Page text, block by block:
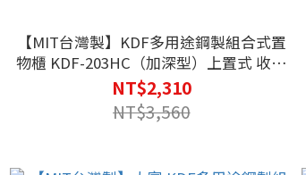
【MIT台灣製】KDF多用途鋼製組合式置
物櫃 KDF-203HC（加深型）上置式 收納
櫃 置物櫃 公文櫃 鑰匙櫃 鑰匙鎖 可改密碼
鎖
NT$2,310
NT$3,560